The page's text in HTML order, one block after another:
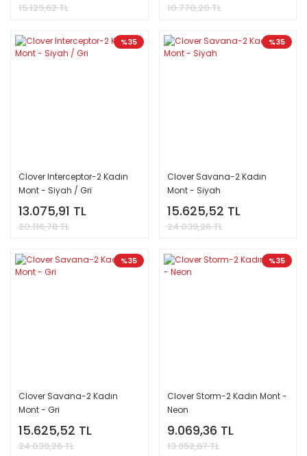
15.129,62 TL 10.770,20 TL
%35
Clover Interceptor-2 Kadın
Mont - Siyah / Gri
13.075,91 TL
20.116,78 TL
%35
Clover Savana-2 Kadın
Mont - Siyah
15.625,52 TL
24.039,26 TL
%35
Clover Savana-2 Kadın
Mont - Gri
15.625,52 TL
24.039,26 TL
%35
Clover Storm-2 Kadın Mont -
Neon
9.069,36 TL
13.952,87 TL